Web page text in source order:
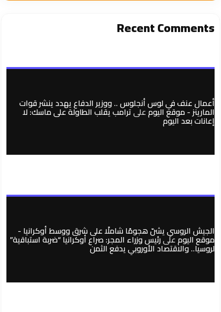
Recent Comments
أعمال عنف في لوس أنجلوس .. ووزير الدفاع يهدد ينشر قوات
المارينز - موقع اليومعلىترامب يقلب الطاولة على ماسك: لا
إعانات بعد اليوم
الجيش الروسي يشنّ هجومًا شاملًا على شرق ووسط أوكرانيا -
موقع اليومعلىرئيس وزراء المجر: صراع أوكرانيا “ضربة استباقية”
لروسيا.. والاقتصاد الأوروبي يدفع الثمن